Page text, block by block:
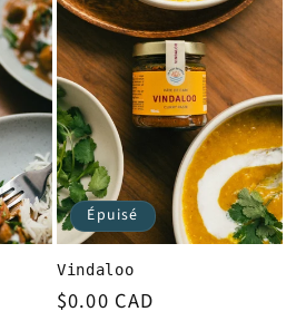
Épuisé
Vindaloo
Prix habituel
$0.00 CAD